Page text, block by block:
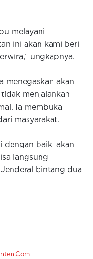
melayani
ini akan kami beri
ungkapnya.
menegaskan akan
menjalankan
Ia membuka
masyarakat.
dengan baik, akan
langsung
bintang dua